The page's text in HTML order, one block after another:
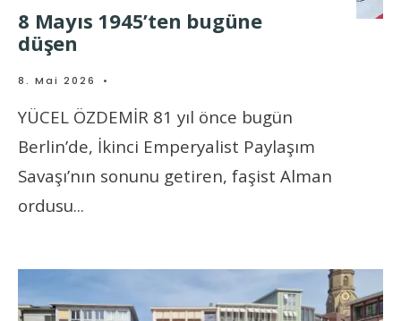
8 Mayıs 1945’ten bugüne
düşen
8. Mai 2026 •
YÜCEL ÖZDEMİR 81 yıl önce bugün
Berlin’de, İkinci Emperyalist Paylaşım
Savaşı’nın sonunu getiren, faşist Alman
ordusu...